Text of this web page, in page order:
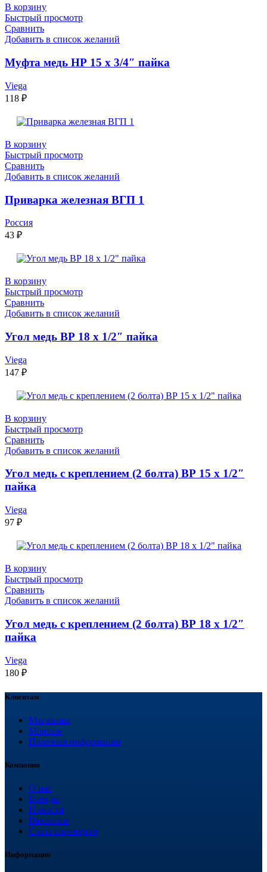
В корзину
Быстрый просмотр
Сравнить
Добавить в список желаний
Муфта медь НР 15 х 3/4″ пайка
Viega
118 ₽
В корзину
Быстрый просмотр
Сравнить
Добавить в список желаний
Приварка железная ВГП 1
Россия
43 ₽
В корзину
Быстрый просмотр
Сравнить
Добавить в список желаний
Угол медь ВР 18 х 1/2″ пайка
Viega
147 ₽
В корзину
Быстрый просмотр
Сравнить
Добавить в список желаний
Угол медь с креплением (2 болта) ВР 15 х 1/2″
пайка
Viega
97 ₽
В корзину
Быстрый просмотр
Сравнить
Добавить в список желаний
Угол медь с креплением (2 болта) ВР 18 х 1/2″
пайка
Viega
180 ₽
Клиентам
Магазины
Монтаж
Полезная информация
Компания
О нас
Бренды
Новости
Вакансии
Стать партнером
Информация